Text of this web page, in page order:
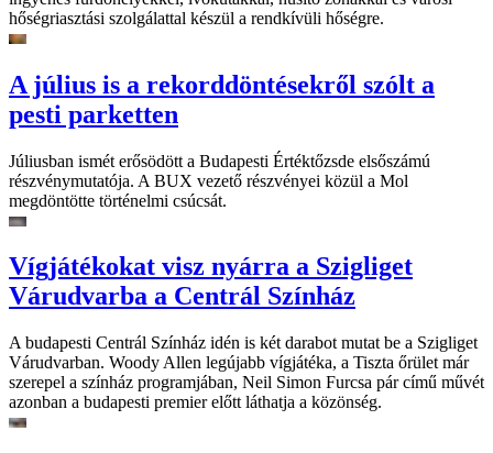
hőségriasztási szolgálattal készül a rendkívüli hőségre.
A július is a rekorddöntésekről szólt a
pesti parketten
Júliusban ismét erősödött a Budapesti Értéktőzsde elsőszámú
részvénymutatója. A BUX vezető részvényei közül a Mol
megdöntötte történelmi csúcsát.
Vígjátékokat visz nyárra a Szigliget
Várudvarba a Centrál Színház
A budapesti Centrál Színház idén is két darabot mutat be a Szigliget
Várudvarban. Woody Allen legújabb vígjátéka, a Tiszta őrület már
szerepel a színház programjában, Neil Simon Furcsa pár című művét
azonban a budapesti premier előtt láthatja a közönség.